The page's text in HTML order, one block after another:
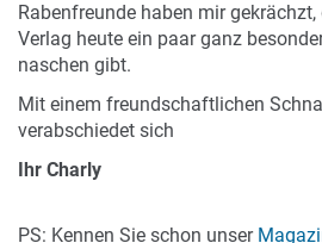
Rabenfreunde haben mir gekrächzt,
Verlag heute ein paar ganz
naschen gibt.
Mit einem freundschaftlichen
verabschiedet sich
Ihr Charly
PS: Kennen Sie schon unser